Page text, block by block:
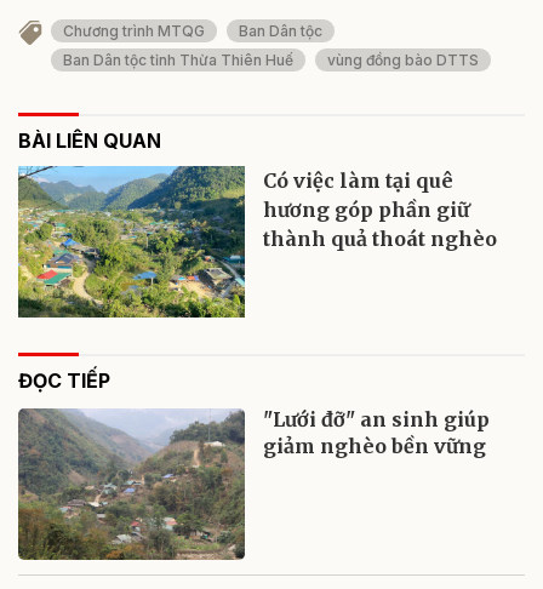
Chương trình MTQG
Ban Dân tộc
Ban Dân tộc tỉnh Thừa Thiên Huế
vùng đồng bào DTTS
BÀI LIÊN QUAN
Có việc làm tại quê
hương góp phần giữ
thành quả thoát nghèo
ĐỌC TIẾP
"Lưới đỡ" an sinh giúp
giảm nghèo bền vững